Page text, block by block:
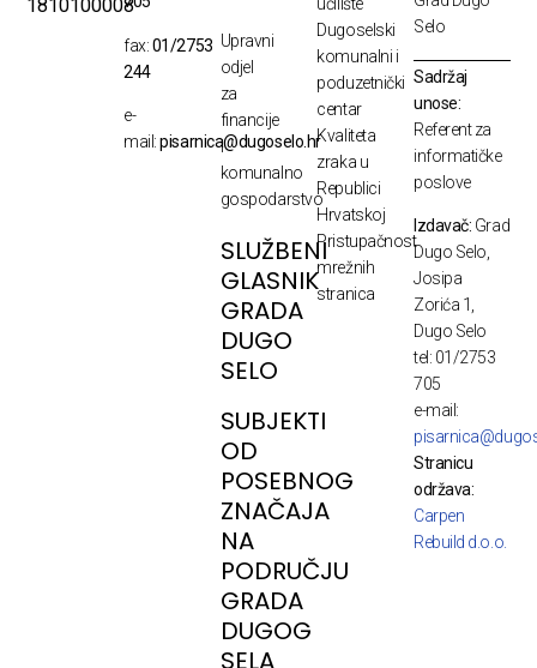
1810100008
fax:01/2753
244
e-
mail:pisarnica@dugoselo.hr
Upravni
odjel
za
financije
i
komunalno
gospodarstvo
SLUŽBENI
GLASNIK
GRADA
DUGO
SELO
SUBJEKTI
OD
POSEBNOG
ZNAČAJA
NA
PODRUČJU
GRADA
DUGOG
SELA
Dugoselski
komunalni i
poduzetnički
centar
Kvaliteta
zraka u
Republici
Hrvatskoj
Pristupačnost
mrežnih
stranica
Selo
Sadržaj
unose:
Referent za
informatičke
poslove
Izdavač: Grad
Dugo Selo,
Josipa
Zorića 1,
Dugo Selo
tel: 01/2753
705
e-mail:
Stranicu
održava:
Carpen
Rebuild d.o.o.